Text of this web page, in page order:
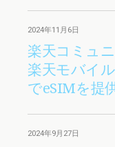
2024年11月6日
楽天コミュ
楽天モバイ
でeSIMを提
2024年9月27日